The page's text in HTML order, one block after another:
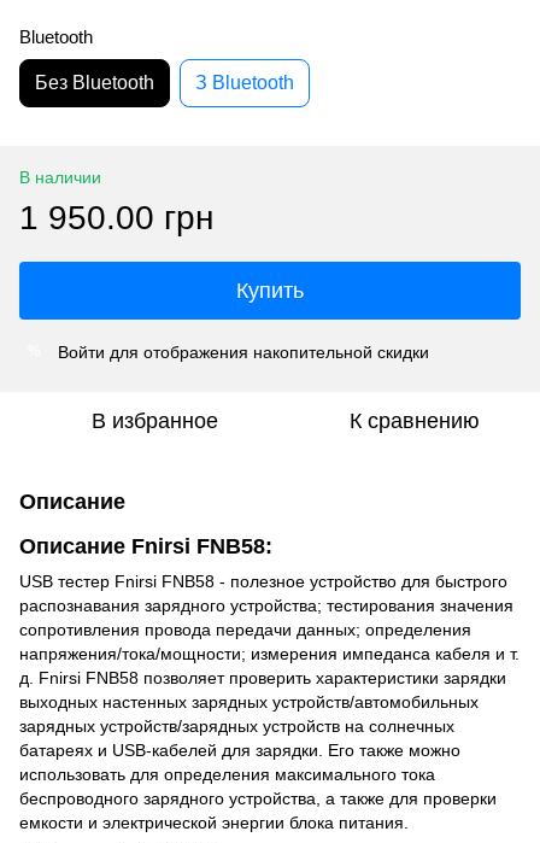
Bluetooth
Без Bluetooth З Bluetooth
В наличии
1 950.00 грн
Купить
Войти для отображения накопительной скидки
В избранное К сравнению
Описание
Описание Fnirsi FNB58:
USB тестер Fnirsi FNB58 - полезное устройство для быстрого
распознавания зарядного устройства; тестирования значения
сопротивления провода передачи данных; определения
напряжения/тока/мощности; измерения импеданса кабеля и т.
д. Fnirsi FNB58 позволяет проверить характеристики зарядки
выходных настенных зарядных устройств/автомобильных
зарядных устройств/зарядных устройств на солнечных
батареях и USB-кабелей для зарядки. Его также можно
использовать для определения максимального тока
беспроводного зарядного устройства, а также для проверки
емкости и электрической энергии блока питания.